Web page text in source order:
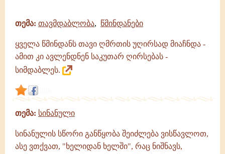
გამონათქვამები
ლაზარე
(აბაშიძე)
გამონათქვამები
თემა: თავმდაბლობა, წმინდანები
ყველა წმინდანს თავი ღმრთის უღირსად მიაჩნდა -
ამით კი ავლენდნენ საკუთარ ღირსებას -
სიმდაბლეს.
თემა: სინანული
სინანულის სწორი განწყობა შეიძლება ვისწავლოთ,
ასე ვთქვათ, "ხელიდან ხელში", რაც ნიშნავს,